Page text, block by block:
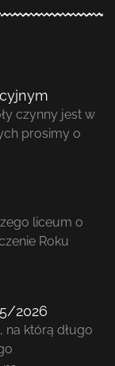
czynny jest w
prosimy o
liceum o
Roku
2026
na którą długo